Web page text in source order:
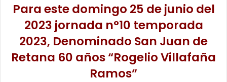
Para este domingo 25 de junio del
2023 jornada n°10 temporada
2023, Denominado San Juan de
Retana 60 años “Rogelio Villafaña
Ramos”